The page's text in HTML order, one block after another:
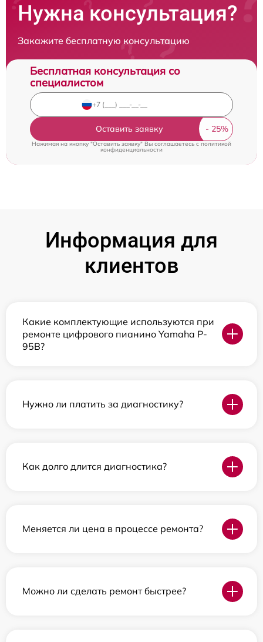
Нужна консультация?
Закажите бесплатную консультацию
Бесплатная консультация со
специалистом
Оставить заявку
Нажимая на кнопку "Оставить заявку" Вы соглашаетесь cполитикой
конфиденциальности
Информация для
клиентов
Какие комплектующие используются при
ремонте цифрового пианино Yamaha P-
95B?
Нужно ли платить за диагностику?
Как долго длится диагностика?
Меняется ли цена в процессе ремонта?
Можно ли сделать ремонт быстрее?